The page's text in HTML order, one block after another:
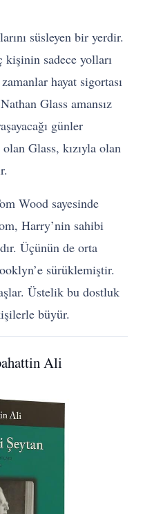
süsleyen bir yerdir.
kişinin sadece yolları
hayat sigortası
Glass amansız
günler
olan Glass, kızıyla olan
Wood sayesinde
Harry’nin sahibi
Üçünün de orta
sürüklemiştir.
Üstelik bu dostluk
büyür.
Ali